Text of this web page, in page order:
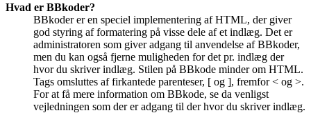
Hvad er BBkoder?
BBkoder er en speciel implementering af HTML, der giver
god styring af formatering på visse dele af et indlæg. Det er
administratoren som giver adgang til anvendelse af BBkoder,
men du kan også fjerne muligheden for det pr. indlæg der
hvor du skriver indlæg. Stilen på BBkode minder om HTML.
Tags omsluttes af firkantede parenteser, [ og ], fremfor < og >.
For at få mere information om BBkode, se da venligst
vejledningen som der er adgang til der hvor du skriver indlæg.